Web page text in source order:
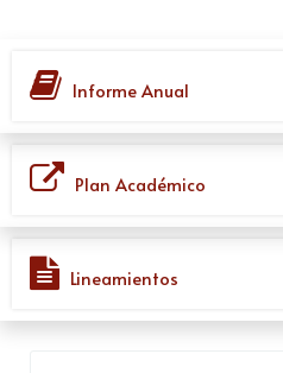
Informe Anual
Plan Académico
Lineamientos